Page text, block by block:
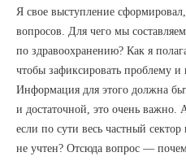
Я свое выступление
вопросов. Для чего мы
по здравоохранению? Как я
чтобы зафиксировать проблему и
Информация для этого должна
и достаточной, это очень важно.
если по сути весь частный
не учтен? Отсюда вопрос —